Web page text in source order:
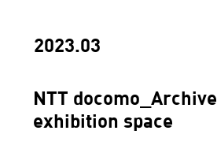
2023.03
NTT docomo_Archive
exhibition space